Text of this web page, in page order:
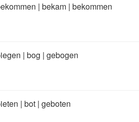
| bekam | bekommen
| bog | gebogen
| bot | geboten